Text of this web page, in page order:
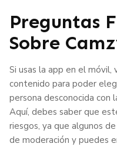
Preguntas
Sobre
Si usas la app en el
contenido para poder
persona desconocida con
Aquí, debes saber que
riesgos, ya que algunos
de moderación y puedes